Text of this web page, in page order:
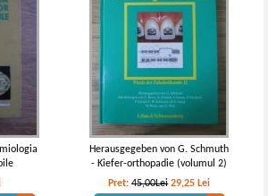
Herausgegeben von G. Schmuth
- Kiefer-orthopadie (volumul 2)
Pret:45,00Lei 29,25 Lei